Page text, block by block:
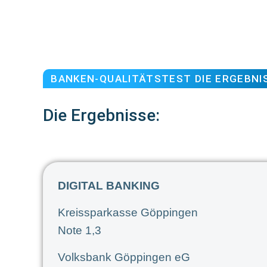
BANKEN-QUALITÄTSTEST DIE
Die Ergebnisse:
DIGITAL BANKING
Kreissparkasse Göppingen
Note 1,3
Volksbank Göppingen eG